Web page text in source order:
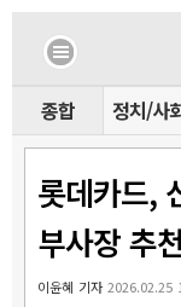
종합 정치/사
롯데카드,
부사장 추천
이윤혜 기자2026.02.25